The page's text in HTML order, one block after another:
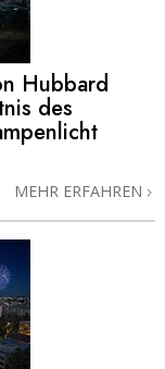
Hubbard
des
MEHR ERFAHREN